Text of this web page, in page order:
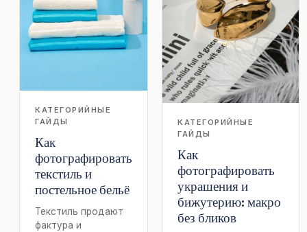
КАТЕГОРИЙНЫЕ
ГАЙДЫ
Как
фотографировать
текстиль и
постельное бельё
Текстиль продают
фактура и
КАТЕГОРИЙНЫЕ
ГАЙДЫ
Как
фотографировать
украшения и
бижутерию: макро
без бликов